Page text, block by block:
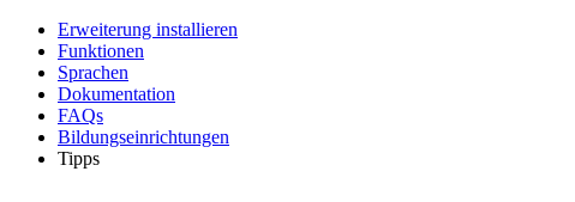
Erweiterung installieren
Funktionen
Sprachen
Dokumentation
FAQs
Bildungseinrichtungen
Tipps